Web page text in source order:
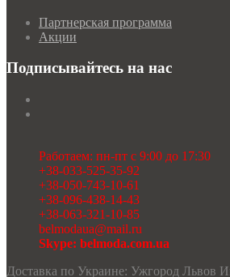
Партнерская программа
Акции
Подписывайтесь на нас
Работаем: пн-пт с 9:00 до 17:30
+38-033-525-35-92
+38-050-743-10-61
+38-096-438-14-43
+38-063-321-10-85
belmodaua@mail.ru
Skype: belmoda.com.ua
Доставка по Украине: Ужгород Львов